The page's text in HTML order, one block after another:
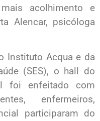
acolhimento e
Alencar, psicóloga
Instituto Acqua e da
(SES), o hall do
foi enfeitado com
enfermeiros,
participaram do